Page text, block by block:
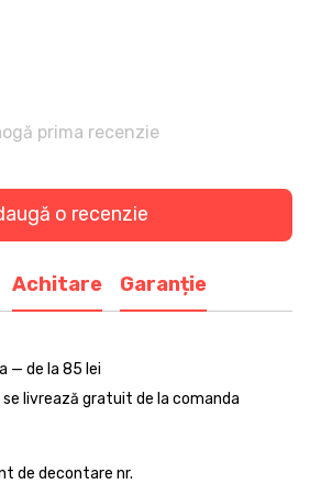
prima recenzie
o recenzie
Achitare Garanție
— de la 85 lei
se livrează gratuit de la comanda
de decontare nr.